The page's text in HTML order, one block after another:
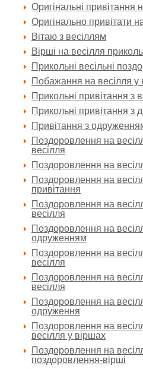
Оригінальні привітання
Оригінально привітати
Вітаю з весіллям
Вірші на весілля
Прикольні весільні
Побажання на весілля у
Прикольні привітання з
Прикольні привітання з
Привітання з
Поздоровлення на
весілля
Поздоровлення на
Поздоровлення на
привітання
Поздоровлення на
весілля
Поздоровлення на
одруженням
Поздоровлення на
весілля
Поздоровлення на
весілля
Поздоровлення на
одруження
Поздоровлення на
весілля у віршах
Поздоровлення на
поздоровлення-вірші